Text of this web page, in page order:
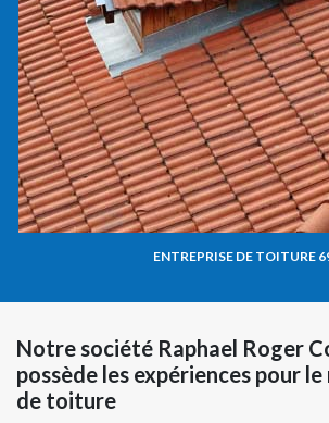
ENTREPRISE DE TOITURE
Notre société Raphael Roger
possède les expériences pour
de toiture